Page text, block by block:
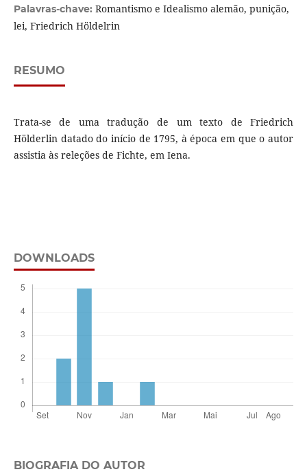
Palavras-chave: Romantismo e Idealismo alemão, punição,
lei, Friedrich Höldelrin
RESUMO
Trata-se de uma tradução de um texto de Friedrich
Hölderlin datado do início de 1795, à época em que o autor
assistia às releções de Fichte, em Iena.
DOWNLOADS
BIOGRAFIA DO AUTOR